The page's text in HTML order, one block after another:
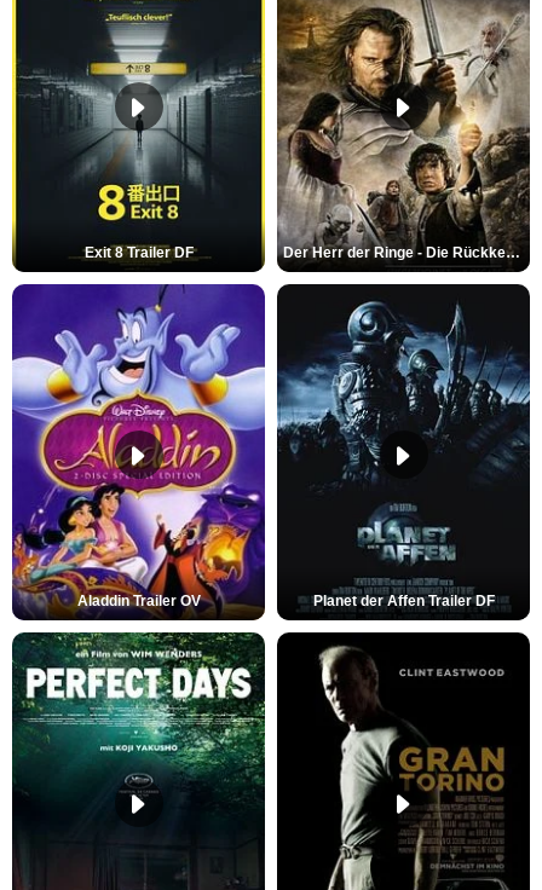
Exit 8 Trailer DF Der Herr der Ringe - Die Rückkehr des Königs Trailer OV
Aladdin Trailer OV Planet der Affen Trailer DF